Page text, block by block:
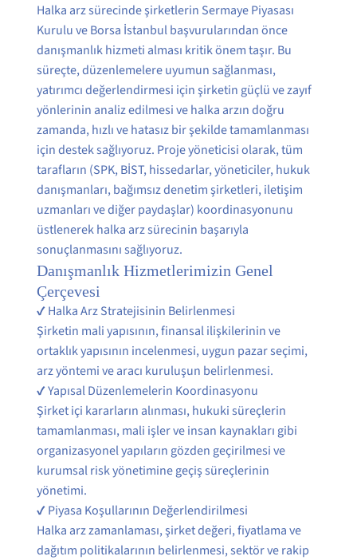
Halka arz sürecinde şirketlerin Sermaye Piyasası
Kurulu ve Borsa İstanbul başvurularından önce
danışmanlık hizmeti alması kritik önem taşır. Bu
süreçte, düzenlemelere uyumun sağlanması,
yatırımcı değerlendirmesi için şirketin güçlü ve zayıf
yönlerinin analiz edilmesi ve halka arzın doğru
zamanda, hızlı ve hatasız bir şekilde tamamlanması
için destek sağlıyoruz. Proje yöneticisi olarak, tüm
tarafların (SPK, BİST, hissedarlar, yöneticiler, hukuk
danışmanları, bağımsız denetim şirketleri, iletişim
uzmanları ve diğer paydaşlar) koordinasyonunu
üstlenerek halka arz sürecinin başarıyla
sonuçlanmasını sağlıyoruz.
Danışmanlık Hizmetlerimizin Genel
Çerçevesi
✔ Halka Arz Stratejisinin Belirlenmesi
Şirketin mali yapısının, finansal ilişkilerinin ve
ortaklık yapısının incelenmesi, uygun pazar seçimi,
arz yöntemi ve aracı kuruluşun belirlenmesi.
✔ Yapısal Düzenlemelerin Koordinasyonu
Şirket içi kararların alınması, hukuki süreçlerin
tamamlanması, mali işler ve insan kaynakları gibi
organizasyonel yapıların gözden geçirilmesi ve
kurumsal risk yönetimine geçiş süreçlerinin
yönetimi.
✔ Piyasa Koşullarının Değerlendirilmesi
Halka arz zamanlaması, şirket değeri, fiyatlama ve
dağıtım politikalarının belirlenmesi, sektör ve rakip